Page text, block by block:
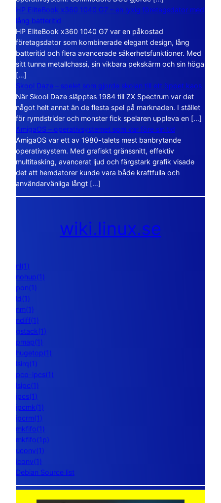
HP EliteBook x360 1040 G7 – en lyxig företagsdator med
lång batteritid
HP EliteBook x360 1040 G7 var en påkostad
företagsdator som kombinerade elegant design, lång
batteritid och flera avancerade säkerhetsfunktioner. Med
sitt tunna metallchassi, sin vikbara pekskärm och sin höga
[…]
Skool Daze – spelet som gjorde skolan till ett öppet kaos
När Skool Daze släpptes 1984 till ZX Spectrum var det
något helt annat än de flesta spel på marknaden. I stället
för rymdstrider och monster fick spelaren uppleva en […]
AmigaOS – operativsystemet som var före sin tid
AmigaOS var ett av 1980-talets mest banbrytande
operativsystem. Med grafiskt gränssnitt, effektiv
multitasking, avancerat ljud och färgstark grafik visade
det att hemdatorer kunde vara både kraftfulla och
användarvänliga långt […]
wiki.linux.se
nl(1)
nohup(1)
pon(1)
ld(1)
nm(1)
ndiff(1)
gstack(1)
pmap(1)
hugetop(1)
lsirq(1)
pcp-ipcs(1)
lsipc(1)
ipcs(1)
ipcmk(1)
ipcrm(1)
mkfifo(1)
mkfifo(1p)
uconv(1)
iconv(1)
Debian Source list